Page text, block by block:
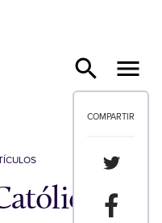
COMPARTIR